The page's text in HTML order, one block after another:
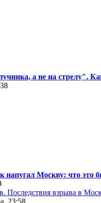
а не на стрелу".
напугал Москву: что это
Последствия взрыва в